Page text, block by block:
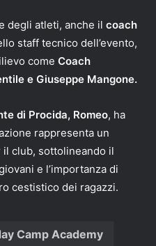
degli atleti, anche il coach
staff tecnico dell’evento,
come Coach
e Giuseppe Mangone.
di Procida, Romeo, ha
rappresenta un
club, sottolineando il
e l’importanza di
cestistico dei ragazzi.
Camp Academy